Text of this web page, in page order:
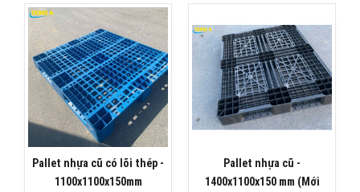
Pallet nhựa cũ có lõi thép -
1100x1100x150mm
Pallet nhựa cũ -
1400x1100x150 mm (Mới